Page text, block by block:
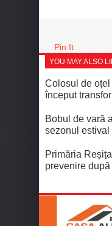
Pin It
YOU MAY ALSO
Colosul de
început
Bobul de vară
sezonul estival
Primăria
prevenire